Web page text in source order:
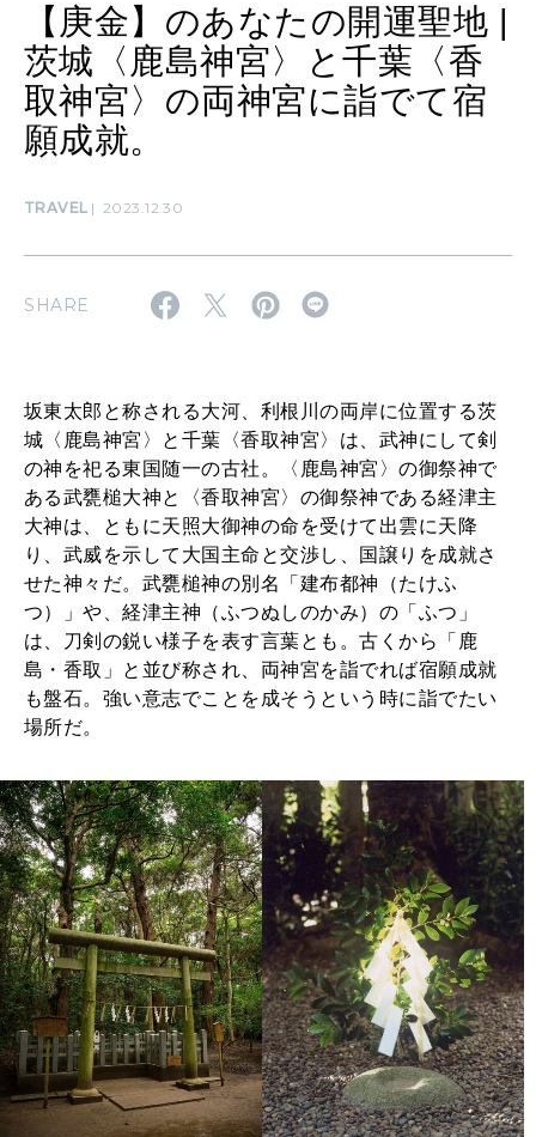
MAGAZINE
特集
2026年7月号「鎌倉 ローカルが 教えてくれた 本当の歩き方。」
2026年5月号「“大好き”に出会いに。韓国」
2026年4月号「未来をつくる、学びの教科書。」
2026年3月号「スイーツ予想図 2026」
2026年2月号「良運を掴む 新・開運術。」
2026年1月号「猫がいれば、幸せ」
2025年12月号「お酒の新常識。」
MAGAZINE
FOLLOW US!
【庚金】のあなたの開運聖地 |
茨城〈鹿島神宮〉と千葉〈香
取神宮〉の両神宮に詣でて宿
願成就。
TRAVEL 2023.12.30
SHARE
坂東太郎と称される大河、利根川の両岸に位置する茨
城〈鹿島神宮〉と千葉〈香取神宮〉は、武神にして剣
の神を祀る東国随一の古社。〈鹿島神宮〉の御祭神で
ある武甕槌大神と〈香取神宮〉の御祭神である経津主
大神は、ともに天照大御神の命を受けて出雲に天降
り、武威を示して大国主命と交渉し、国譲りを成就さ
せた神々だ。武甕槌神の別名「建布都神（たけふ
つ）」や、経津主神（ふつぬしのかみ）の「ふつ」
は、刀剣の鋭い様子を表す言葉とも。古くから「鹿
島・香取」と並び称され、両神宮を詣でれば宿願成就
も盤石。強い意志でことを成そうという時に詣でたい
場所だ。